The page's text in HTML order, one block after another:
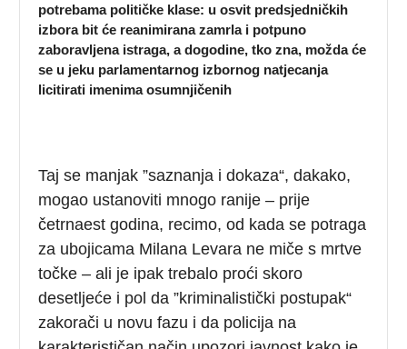
potrebama političke klase: u osvit predsjedničkih
izbora bit će reanimirana zamrla i potpuno
zaboravljena istraga, a dogodine, tko zna, možda će
se u jeku parlamentarnog izbornog natjecanja
licitirati imenima osumnjičenih
Taj se manjak ”saznanja i dokaza“, dakako,
mogao ustanoviti mnogo ranije – prije
četrnaest godina, recimo, od kada se potraga
za ubojicama Milana Levara ne miče s mrtve
točke – ali je ipak trebalo proći skoro
desetljeće i pol da ”kriminalistički postupak“
zakorači u novu fazu i da policija na